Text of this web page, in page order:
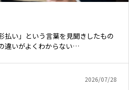
払い」という言葉を見聞きしたもの
違いがよくわからない…
2026/07/28